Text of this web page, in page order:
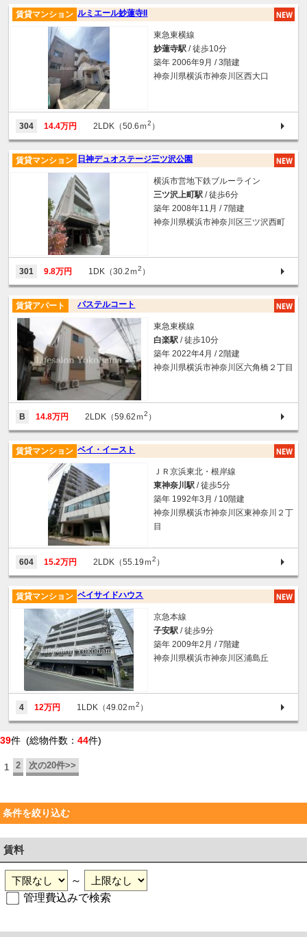
ルミエール妙蓮寺II
賃貸マンション
東急東横線
妙蓮寺駅 / 徒歩10分
築年 2006年9月 / 3階建
神奈川県横浜市神奈川区西大口
304 14.4万円 2LDK（50.6ｍ2 ）
日神デュオステージ三ツ沢公園
賃貸マンション
横浜市営地下鉄ブルーライン
三ツ沢上町駅 / 徒歩6分
築年 2008年11月 / 7階建
神奈川県横浜市神奈川区三ツ沢西町
301 9.8万円 1DK（30.2ｍ2 ）
パステルコート
賃貸アパート
東急東横線
白楽駅 / 徒歩10分
築年 2022年4月 / 2階建
神奈川県横浜市神奈川区六角橋２丁目
B 14.8万円 2LDK（59.62ｍ2 ）
ベイ・イースト
賃貸マンション
ＪＲ京浜東北・根岸線
東神奈川駅 / 徒歩5分
築年 1992年3月 / 10階建
神奈川県横浜市神奈川区東神奈川２丁
目
604 15.2万円 2LDK（55.19ｍ2 ）
ベイサイドハウス
賃貸マンション
京急本線
子安駅 / 徒歩9分
築年 2009年2月 / 7階建
神奈川県横浜市神奈川区浦島丘
4 12万円 1LDK（49.02ｍ2 ）
39件 (総物件数： 44件)
1 2 次の20件>>
条件を絞り込む
賃料
～
管理費込みで検索